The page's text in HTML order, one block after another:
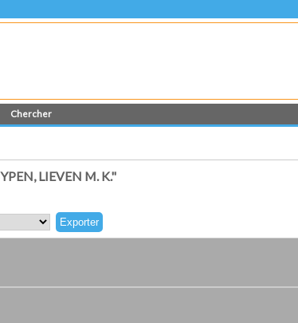
Chercher
LIEVEN M. K."